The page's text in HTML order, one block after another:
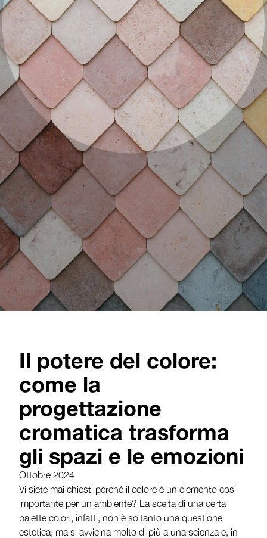
Il potere del colore:
come la
progettazione
cromatica trasforma
gli spazi e le emozioni
Ottobre 2024
Vi siete mai chiesti perché il colore è un elemento così
importante per un ambiente? La scelta di una certa
palette colori, infatti, non è soltanto una questione
estetica, ma si avvicina molto di più a una scienza e, in